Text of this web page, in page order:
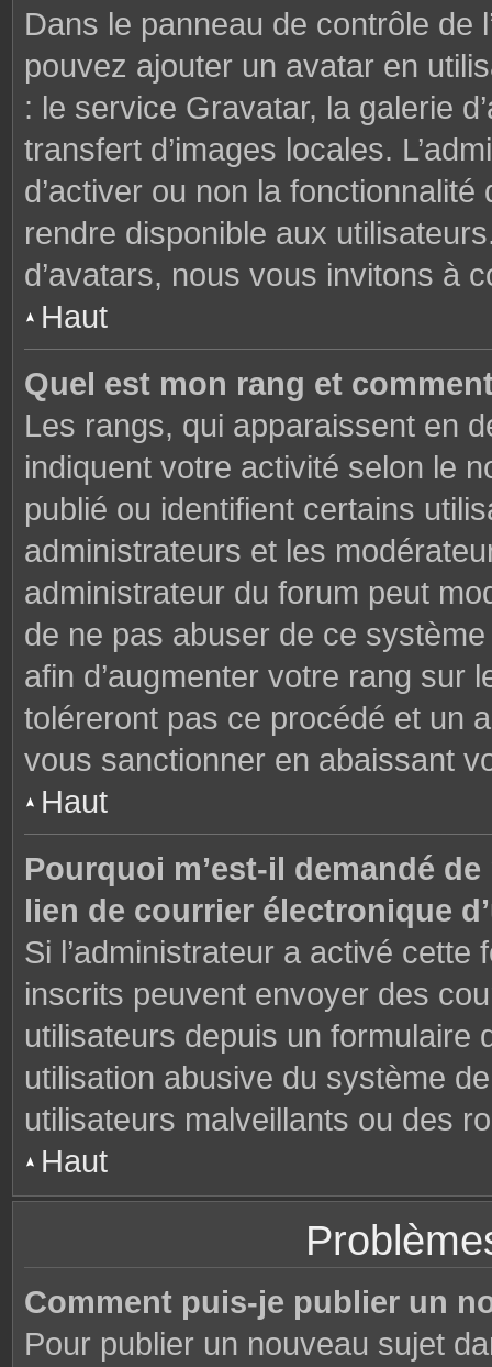
Dans le panneau de contrôle de
pouvez ajouter un avatar en
: le service Gravatar, la galerie
transfert d’images locales.
d’activer ou non la
rendre disponible aux
d’avatars, nous vous invitons à
Haut
Quel est mon rang et
Les rangs, qui apparaissent en
indiquent votre activité selon le
publié ou identifient certains
administrateurs et les
administrateur du forum peut
de ne pas abuser de ce
afin d’augmenter votre rang sur
toléreront pas ce procédé et un
vous sanctionner en abaissant
Haut
Pourquoi m’est-il demandé
lien de courrier électronique
Si l’administrateur a activé
inscrits peuvent envoyer des
utilisateurs depuis un formulaire
utilisation abusive du système
utilisateurs malveillants ou des
Haut
Comment puis-je publier un
Pour publier un nouveau sujet